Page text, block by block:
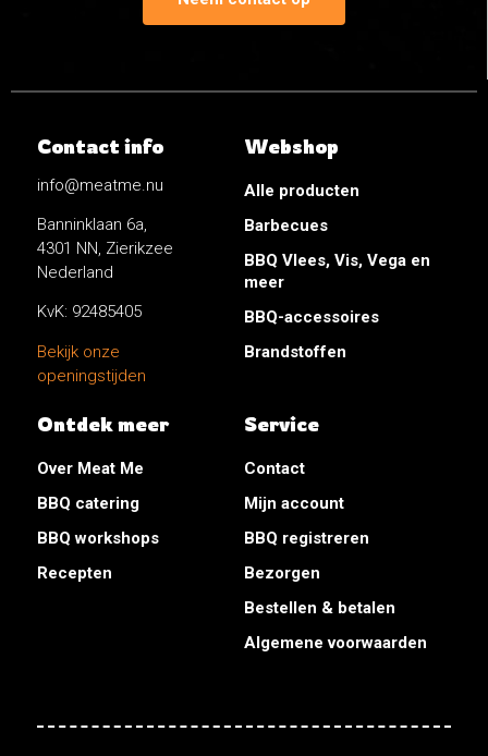
Contact info
info@meatme.nu
Banninklaan 6a,
4301 NN, Zierikzee
Nederland
KvK: 92485405
Bekijk onze
openingstijden
Webshop
Alle producten
Barbecues
BBQ Vlees, Vis, Vega en
meer
BBQ-accessoires
Brandstoffen
Ontdek meer
Over Meat Me
BBQ catering
BBQ workshops
Recepten
Service
Contact
Mijn account
BBQ registreren
Bezorgen
Bestellen & betalen
Algemene voorwaarden